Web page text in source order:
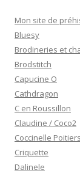
Mon site de
Bluesy
Brodineries et
Brodstitch
Capucine O
Cathdragon
C en Roussillon
Claudine / Coco2
Coccinelle Poitiers
Criquette
Dalinele